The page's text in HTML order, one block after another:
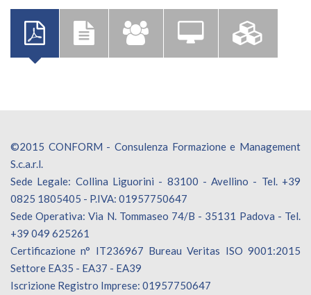
©2015 CONFORM - Consulenza Formazione e Management
S.c.a.r.l.
Sede Legale: Collina Liguorini - 83100 - Avellino - Tel. +39
0825 1805405 - P.IVA: 01957750647
Sede Operativa: Via N. Tommaseo 74/B - 35131 Padova - Tel.
+39 049 625261
Certificazione n° IT236967 Bureau Veritas ISO 9001:2015
Settore EA35 - EA37 - EA39
Iscrizione Registro Imprese: 01957750647